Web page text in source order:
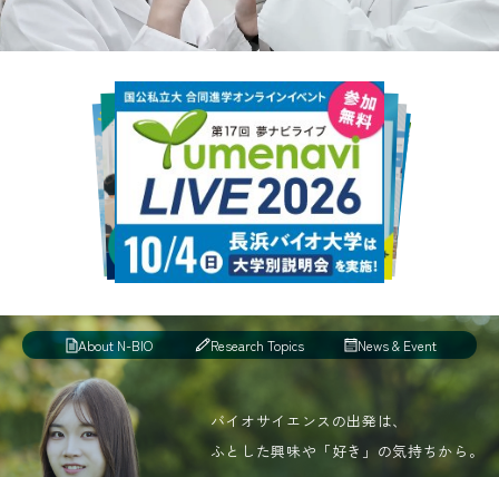
About N-BIO Research Topics News & Event
バイオサイエンスの出発は、
ふとした興味や「好き」の気持ちから。